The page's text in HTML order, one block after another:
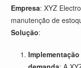
Empresa: XYZ
manutenção de
Solução: